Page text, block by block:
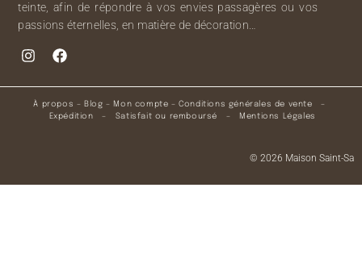
teinte, afin de répondre à vos envies passagères ou vos
passions éternelles, en matière de décoration…
À propos – Blog – Mon compte –Conditions générales de vente –
Expédition – Satisfait ou remboursé – Mentions Légales
© 2026 Maison Saint-Sa